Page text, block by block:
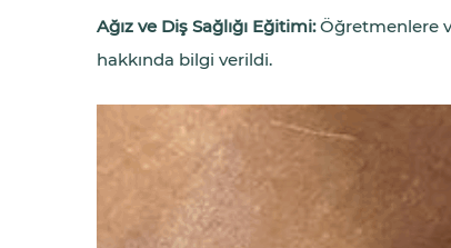
Ağız ve Diş Sağlığı Eğitimi:Öğretmenlere
hakkında bilgi verildi.